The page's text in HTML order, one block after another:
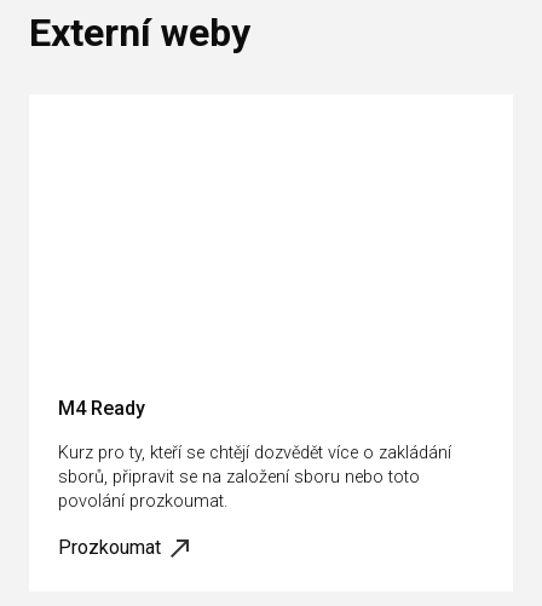
Externí weby
M4 Ready
Kurz pro ty, kteří se chtějí dozvědět více o zakládání
sborů, připravit se na založení sboru nebo toto
povolání prozkoumat.
Prozkoumat